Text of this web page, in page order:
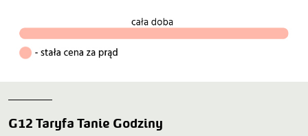
G12 Taryfa Tanie Godziny